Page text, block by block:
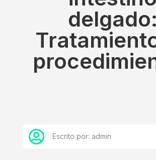
delgado:
 Escrito por: admin